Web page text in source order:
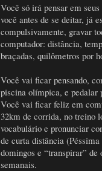
Você só irá pensar em
você antes de se deitar, já
compulsivamente, gravar
computador: distância,
braçadas, quilômetros por
Você vai ficar pensando,
piscina olímpica, e pedalar
Você vai ficar feliz em
32km de corrida, no treino
vocabulário e pronunciar
de curta distância
domingos e “transpirar” de
semanais.